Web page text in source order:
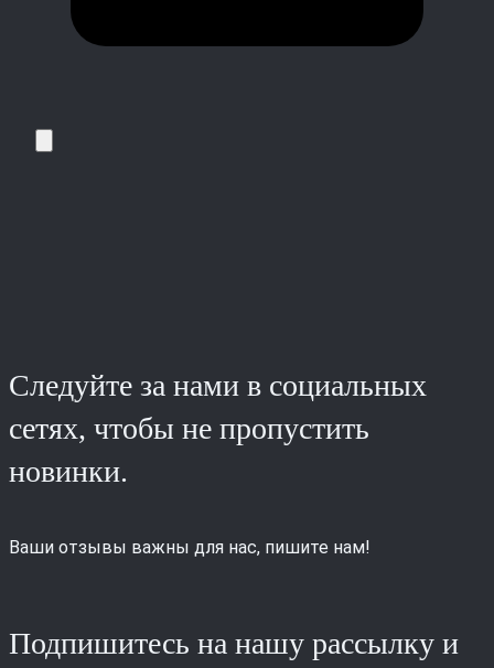
Следуйте за нами в социальных
сетях, чтобы не пропустить
новинки.
Ваши отзывы важны для нас, пишите нам!
Подпишитесь на нашу рассылку и